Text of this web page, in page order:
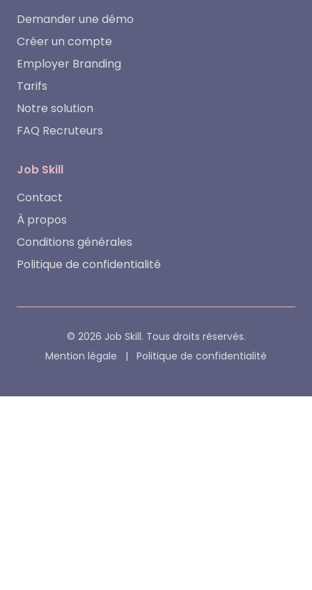
Demander une démo
Créer un compte
Employer Branding
Tarifs
Notre solution
FAQ Recruteurs
Job Skill
Contact
À propos
Conditions générales
Politique de confidentialité
© 2026 Job Skill. Tous droits réservés.
Mention légale
| Politique de confidentialité